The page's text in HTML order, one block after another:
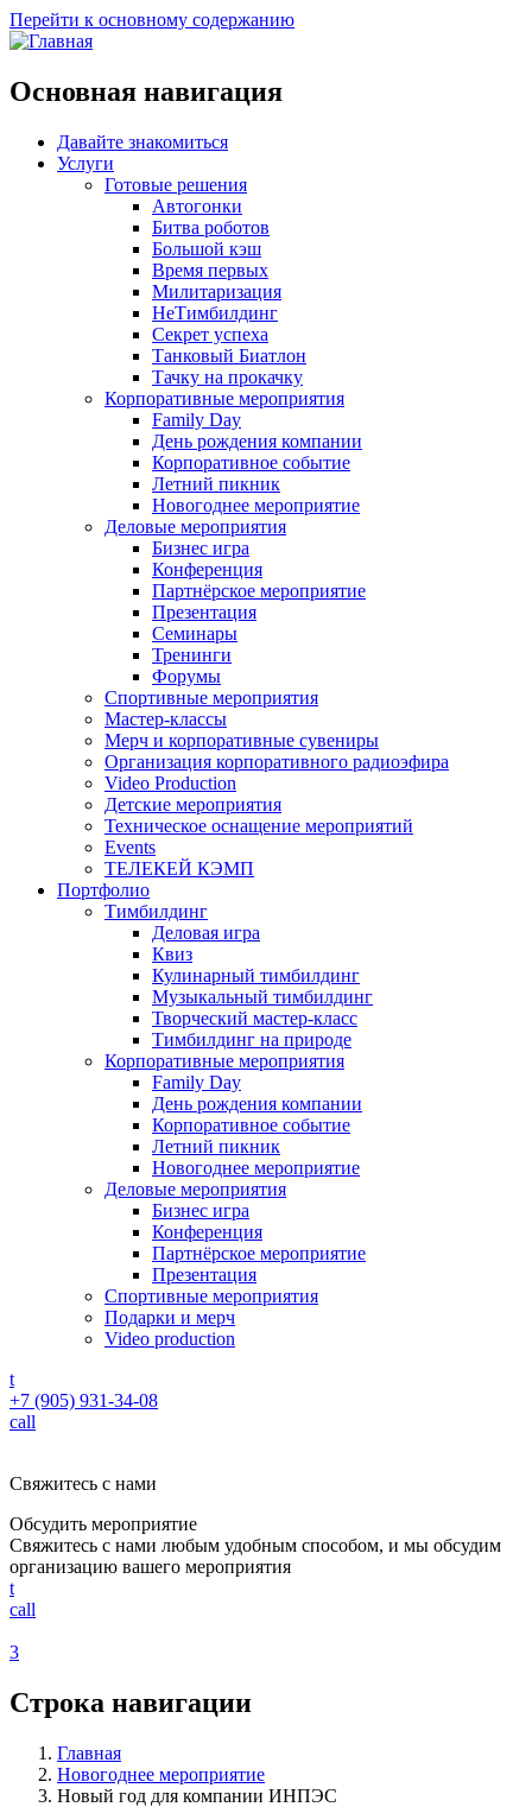
Перейти к основному содержанию
Основная навигация
Давайте знакомиться
Услуги
Готовые решения
Автогонки
Битва роботов
Большой кэш
Время первых
Милитаризация
НеТимбилдинг
Секрет успеха
Танковый Биатлон
Тачку на прокачку
Корпоративные мероприятия
Family Day
День рождения компании
Корпоративное событие
Летний пикник
Новогоднее мероприятие
Деловые мероприятия
Бизнес игра
Конференция
Партнёрское мероприятие
Презентация
Семинары
Тренинги
Форумы
Спортивные мероприятия
Мастер-классы
Мерч и корпоративные сувениры
Организация корпоративного радиоэфира
Video Production
Детские мероприятия
Техническое оснащение мероприятий
Events
ТЕЛЕКЕЙ КЭМП
Портфолио
Тимбилдинг
Деловая игра
Квиз
Кулинарный тимбилдинг
Музыкальный тимбилдинг
Творческий мастер-класс
Тимбилдинг на природе
Корпоративные мероприятия
Family Day
День рождения компании
Корпоративное событие
Летний пикник
Новогоднее мероприятие
Деловые мероприятия
Бизнес игра
Конференция
Партнёрское мероприятие
Презентация
Спортивные мероприятия
Подарки и мерч
Video production
t
+7 (905) 931-34-08
call
Свяжитесь с нами
Обсудить мероприятие
Свяжитесь с нами любым удобным способом, и мы обсудим
организацию вашего мероприятия
t
call
3
Строка навигации
Главная
Новогоднее мероприятие
Новый год для компании ИНПЭС